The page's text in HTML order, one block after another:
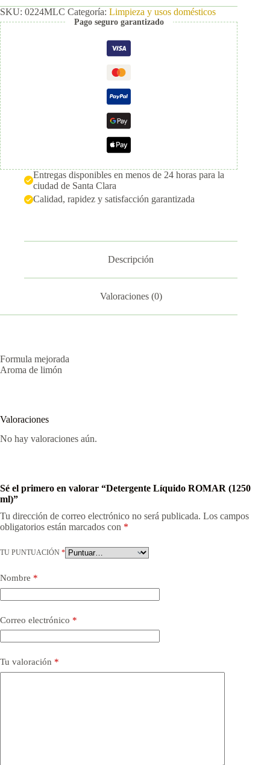
SKU: 0224MLC Categoría: Limpieza y usos domésticos
Pago seguro garantizado
Entregas disponibles en menos de 24 horas para la
ciudad de Santa Clara
Calidad, rapidez y satisfacción garantizada
Descripción
Valoraciones (0)
Formula mejorada
Aroma de limón
Valoraciones
No hay valoraciones aún.
Sé el primero en valorar “Detergente Líquido ROMAR (1250
ml)”
Tu dirección de correo electrónico no será publicada. Los campos
obligatorios están marcados con *
TU PUNTUACIÓN *
Nombre *
Correo electrónico *
Tu valoración *